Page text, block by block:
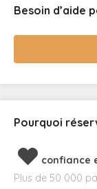
Besoin d’aide
Pourquoi
confiance
Plus de 50 000